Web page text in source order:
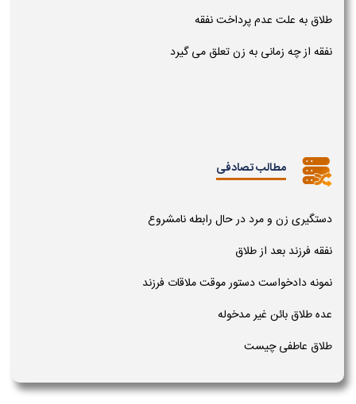
طلاق به علت عدم پرداخت نفقه
نفقه از چه زمانی به زن تعلق می گیرد
مطالب تصادفی
دستگیری زن و مرد در حال رابطه نامشروع
نفقه فرزند بعد از طلاق
نمونه دادخواست دستور موقت ملاقات فرزند
عده طلاق بائن غیر مدخوله
طلاق عاطفی چیست